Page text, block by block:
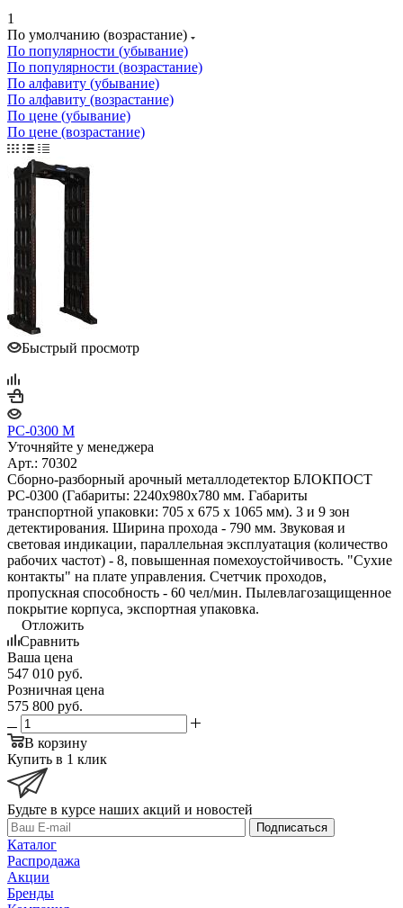
1
По умолчанию (возрастание)
По популярности (убывание)
По популярности (возрастание)
По алфавиту (убывание)
По алфавиту (возрастание)
По цене (убывание)
По цене (возрастание)
Быстрый просмотр
РС-0300 М
Уточняйте у менеджера
Арт.: 70302
Сборно-разборный арочный металлодетектор БЛОКПОСТ
PC-0300 (Габариты: 2240х980х780 мм. Габариты
транспортной упаковки: 705 x 675 x 1065 мм). 3 и 9 зон
детектирования. Ширина прохода - 790 мм. Звуковая и
световая индикации, параллельная эксплуатация (количество
рабочих частот) - 8, повышенная помехоустойчивость. "Сухие
контакты" на плате управления. Счетчик проходов,
пропускная способность - 60 чел/мин. Пылевлагозащищенное
покрытие корпуса, экспортная упаковка.
Отложить
Сравнить
Ваша цена
547 010 руб.
Розничная цена
575 800 руб.
В корзину
Купить в 1 клик
Будьте в курсе наших акций и новостей
Подписаться
Каталог
Распродажа
Акции
Бренды